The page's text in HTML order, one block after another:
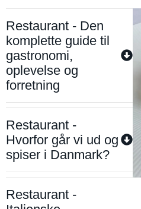
Restaurant - Den
komplette guide til
gastronomi,
oplevelse og
forretning
Restaurant -
Hvorfor går vi ud og
spiser i Danmark?
Restaurant -